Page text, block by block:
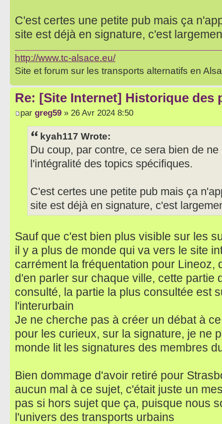
C'est certes une petite pub mais ça
site est déjà en signature, c'est
http://www.tc-alsace.eu/
Site et forum sur les transports alternatifs en
Re: [Site Internet] Historique des
par greg59 » 26 Avr 2024 8:50
kyah117 Wrote:
Du coup, par contre, ce sera bien de
l'intégralité des topics spécifiques.
C'est certes une petite pub mais ça
site est déjà en signature, c'est
Sauf que c'est bien plus visible sur les
il y a plus de monde qui va vers le site
carrément la fréquentation pour Lineoz,
d'en parler sur chaque ville, cette partie
consulté, la partie la plus consultée est
l'interurbain
Je ne cherche pas à créer un débat à
pour les curieux, sur la signature, je ne
monde lit les signatures des membres
Bien dommage d'avoir retiré pour
aucun mal à ce sujet, c'était juste un
pas si hors sujet que ça, puisque nous
l'univers des transports urbains